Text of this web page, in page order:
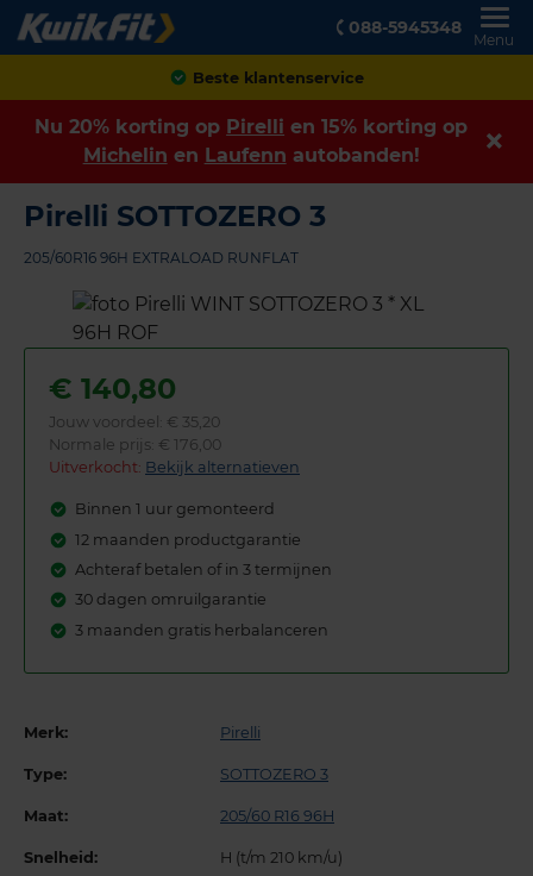
088-5945348
Menu
Achteraf betalen
Nu 20% korting op Pirelli en 15% korting op
Michelin en Laufenn autobanden!
Pirelli SOTTOZERO 3
205/60R16 96H EXTRALOAD RUNFLAT
€ 140,80
Jouw voordeel: € 35,20
Normale prijs: € 176,00
Uitverkocht: Bekijk alternatieven
Binnen 1 uur gemonteerd
12 maanden productgarantie
Achteraf betalen of in 3 termijnen
30 dagen omruilgarantie
3 maanden gratis herbalanceren
Merk: Pirelli
Type: SOTTOZERO 3
Maat: 205/60 R16 96H
Snelheid: H (t/m 210 km/u)